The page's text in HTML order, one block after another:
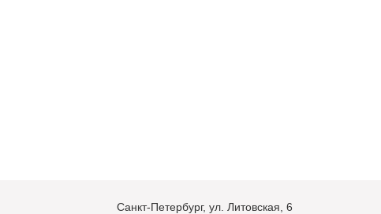
Санкт-Петербург, ул. Литовская, 6